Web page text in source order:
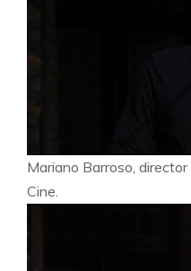
Mariano Barroso,
Cine.